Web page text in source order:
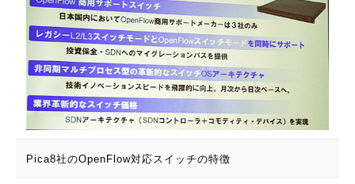
Pica8社のOpenFlow対応スイッチの特徴